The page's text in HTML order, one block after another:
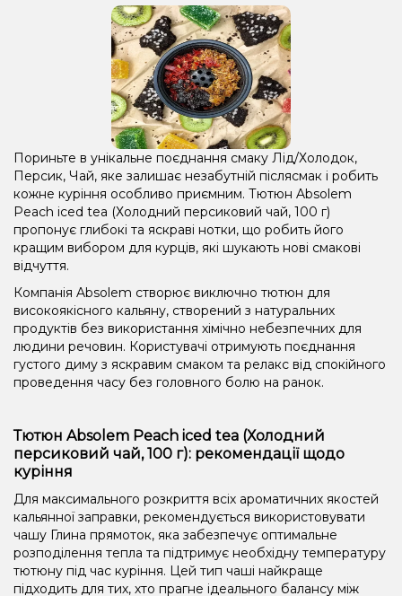
Пориньте в унікальне поєднання смаку Лід/Холодок,
Персик, Чай, яке залишає незабутній післясмак і робить
кожне куріння особливо приємним. Тютюн Absolem
Peach iced tea (Холодний персиковий чай, 100 г)
пропонує глибокі та яскраві нотки, що робить його
кращим вибором для курців, які шукають нові смакові
відчуття.
Компанія Absolem створює виключно тютюн для
високоякісного кальяну, створений з натуральних
продуктів без використання хімічно небезпечних для
людини речовин. Користувачі отримують поєднання
густого диму з яскравим смаком та релакс від спокійного
проведення часу без головного болю на ранок.
Тютюн Absolem Peach iced tea (Холодний
персиковий чай, 100 г): рекомендації щодо
куріння
Для максимального розкриття всіх ароматичних якостей
кальянної заправки, рекомендується використовувати
чашу Глина прямоток, яка забезпечує оптимальне
розподілення тепла та підтримує необхідну температуру
тютюну під час куріння. Цей тип чаші найкраще
підходить для тих, хто прагне ідеального балансу між